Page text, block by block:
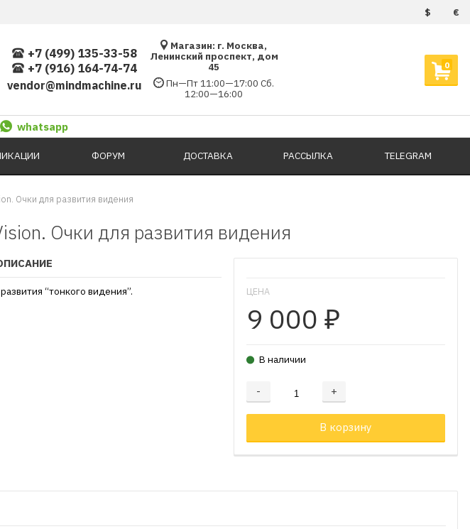
$ €
+7 (499) 135-33-58
+7 (916) 164-74-74
vendor@mindmachine.ru
Магазин: г. Москва,
Ленинский проспект, дом
45
Пн—Пт 11:00—17:00 Сб.
12:00—16:00
0
whatsapp
ФОРУМ ДОСТАВКА РАССЫЛКА TELEGRAM
Очки для развития видения
Очки для развития видения
ЦЕНА
9 000 ₽
В наличии
- +
Добавляется...
В корзину
Добавлен
“тонкого видения”.